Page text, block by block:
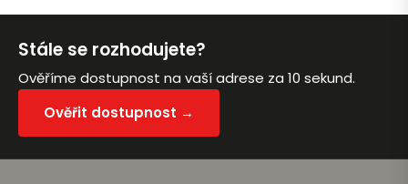
Stále se rozhodujete?
Ověříme dostupnost na vaší adrese za 10 sekund.
Ověřit dostupnost →
Zavolejte mi zpět